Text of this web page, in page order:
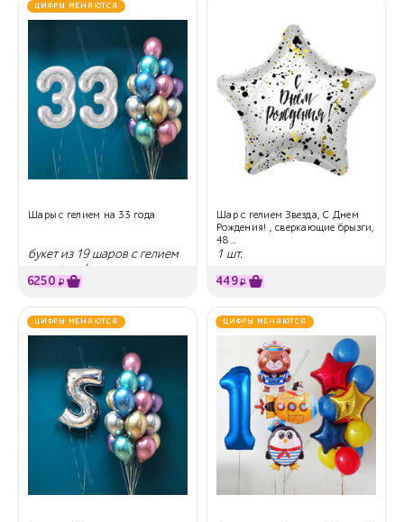
ЦИФРЫ МЕНЯЮТСЯ
Шары с гелием на 33 года
букет из 19 шаров с гелием
хром + цифры
6250 ₽
Шар с гелием Звезда, С Днем
Рождения! , сверкающие брызги,
48...
1 шт.
449₽
ЦИФРЫ МЕНЯЮТСЯ ЦИФРЫ МЕНЯЮТСЯ